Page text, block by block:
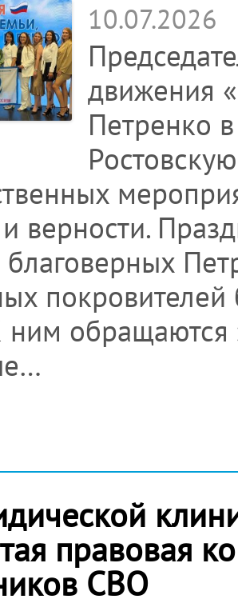
10.07.2026
движения
Петренко
верности.
благоверных
покровителей
ним
правовая
СВО